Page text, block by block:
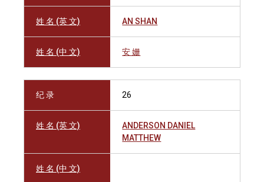
姓 名 (英 文) AN SHAN
姓 名 (中 文) 安 姗
纪 录 26
姓 名 (英 文)
ANDERSON DANIEL
MATTHEW
姓 名 (中 文)